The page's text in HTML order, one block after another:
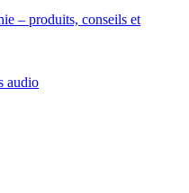
– produits, conseils et
audio